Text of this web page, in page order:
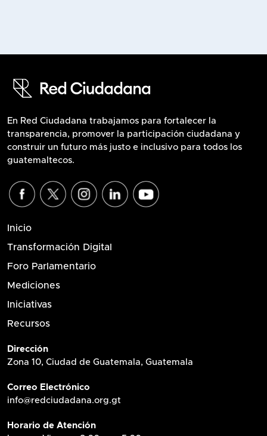
En Red Ciudadana trabajamos para fortalecer la
transparencia, promover la participación ciudadana y
construir un futuro más justo e inclusivo para todos los
guatemaltecos.
Inicio
Transformación Digital
Foro Parlamentario
Mediciones
Iniciativas
Recursos
Dirección
Zona 10, Ciudad de Guatemala, Guatemala
Correo Electrónico
info@redciudadana.org.gt
Horario de Atención